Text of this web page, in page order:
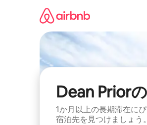
Dean Prior
1か月以上の長期滞在に
宿泊先を見つけましょう。